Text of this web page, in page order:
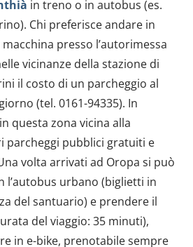
in treno o in autobus (es.
Chi preferisce andare in
presso l’autorimessa
vicinanze della stazione di
il costo di un parcheggio al
(tel. 0161-94335). In
questa zona vicina alla
parcheggi pubblici gratuiti e
volta arrivati ad Oropa si può
l’autobus urbano (biglietti in
del santuario) e prendere il
del viaggio: 35 minuti),
in e-bike, prenotabile sempre